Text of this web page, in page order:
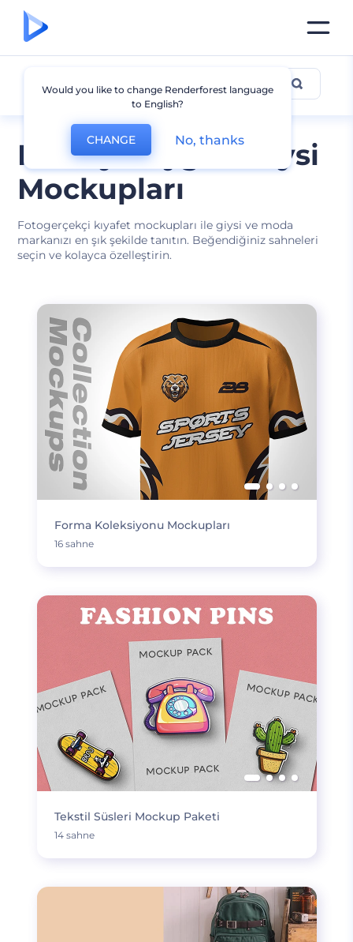
Modaya Uygun Giysi
Mockupları
Fotogerçekçi kıyafet mockupları ile giysi ve moda
markanızı en şık şekilde tanıtın. Beğendiğiniz sahneleri
seçin ve kolayca özelleştirin.
Giyim
Forma Koleksiyonu Mockupları
16 sahne
Tekstil Süsleri Mockup Paketi
14 sahne
Would you like to change Renderforest language
to English?
CHANGE No, thanks